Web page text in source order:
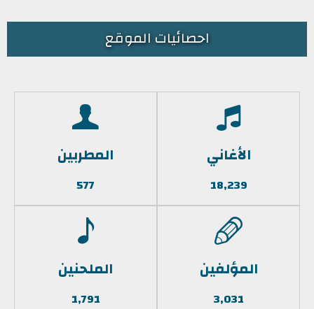
احصائيات الموقع
الأغاني
18,239
المطربين
577
المؤلفين
3,031
الملحنين
1,791